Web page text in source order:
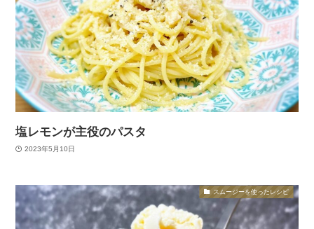
塩レモンが主役のパスタ
2023年5月10日
スムージーを使ったレシピ